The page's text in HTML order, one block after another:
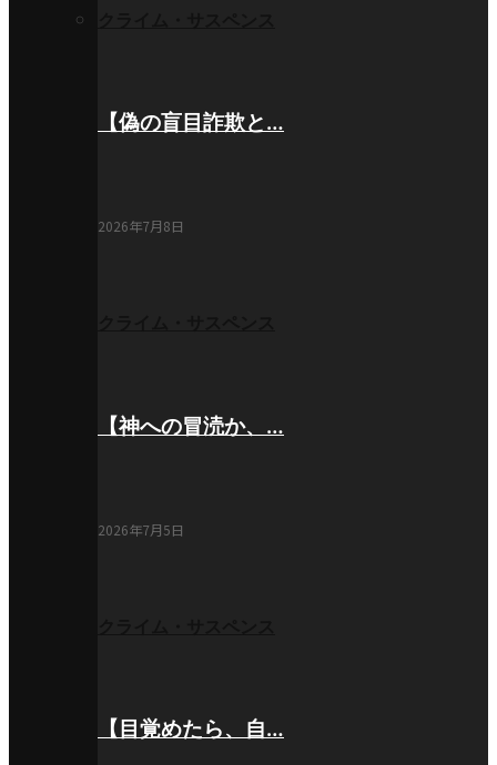
【偽の盲目詐欺と…
2026年7月8日
【神への冒涜か、…
2026年7月5日
【目覚めたら、自…